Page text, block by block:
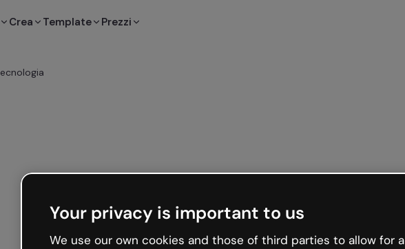
Crea Template Prezzi
Your privacy is important to us
We use our own cookies and those of third parties to allow for a